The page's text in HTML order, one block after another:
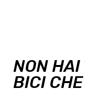
NON HAI
BICI